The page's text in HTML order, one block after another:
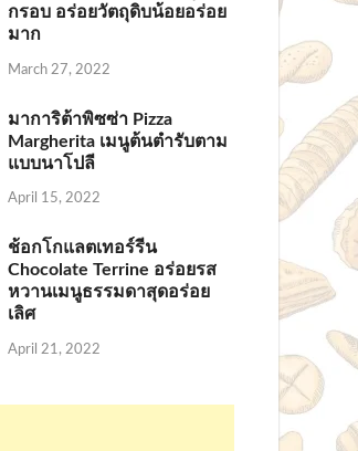
กรอบ อร่อยวัตถุดิบน้อยอร่อย
มาก
March 27, 2022
มาการิต้าพิซซ่า Pizza
Margherita เมนูต้นตำรับตาม
แบบนาโปลี
April 15, 2022
ช้อกโกแลตเทอร์รีน
Chocolate Terrine อร่อยรส
หวานเมนูธรรมดาสุดอร่อย
เลิศ
April 21, 2022